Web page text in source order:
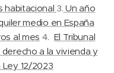
habitacional 3. Un año
medio en España
al mes 4. El Tribunal
a la vivienda y
12/2023